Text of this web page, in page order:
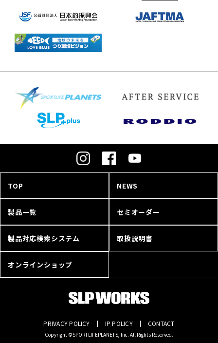
TOP NEWS
製品一覧 セミオーダー
製品対応検索システム 取扱説明書
オンラインショップ
PRIVACY POLICY IP POLICY CONTACT
Copyright ©SPORTLIFEPLANETS, Inc. All Rights Reserved.